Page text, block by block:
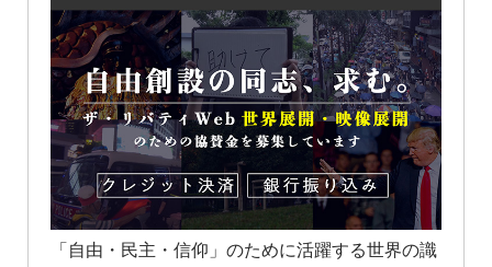
「自由・民主・信仰」のために活躍する世界の識